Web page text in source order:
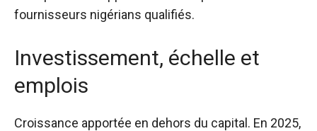
fournisseurs nigérians qualifiés.
Investissement, échelle et
emplois
Croissance apportée en dehors du capital. En 2025,